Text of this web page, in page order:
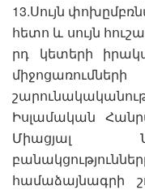
13.Սույն
հետո և սույն
րդ կետերի
Իսլամական
Միացյալ
համաձայնագրի